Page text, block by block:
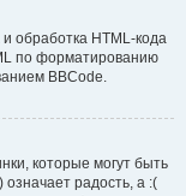
обработка HTML-кода
по форматированию
BBCode.
которые могут быть
радость, а :(